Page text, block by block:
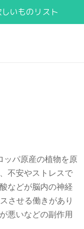
いものリスト
ッパ原産の植物を原
不安やストレスで
などが脳内の神経
させる働きがあり
悪いなどの副作用